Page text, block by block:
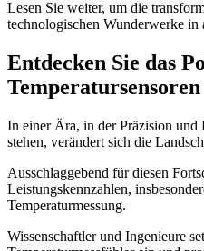
Lesen Sie weiter, um die
technologischen Wunderwerke in
Entdecken Sie das
Temperatursensoren
In einer Ära, in der Präzision und
stehen, verändert sich die
Ausschlaggebend für diesen
Leistungskennzahlen,
Temperaturmessung.
Wissenschaftler und Ingenieure